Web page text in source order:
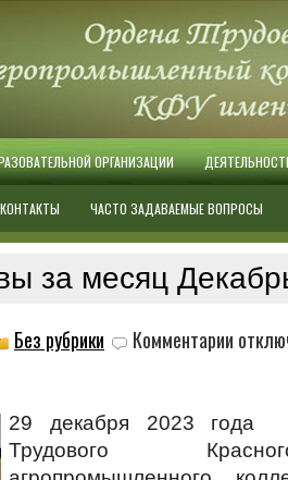
ОРГАНИЗАЦИИ
КОНТАКТЫ ЧАСТО ЗАДАВАЕМЫЕ ВОПРОСЫ
за месяц
Без рубрики Комментарии записи
29 декабря 2023 года
Трудового